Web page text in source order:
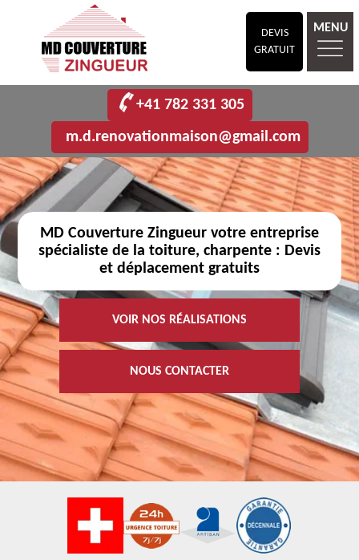
DEVIS
GRATUIT
MENU
+41 782 331 305
m.d.renovationmaison@gmail.com
MD Couverture Zingueur votre entreprise
spécialiste de la toiture, charpente : Devis
et déplacement gratuits
VOIR NOS RÉALISATIONS
NOUS CONTACTER